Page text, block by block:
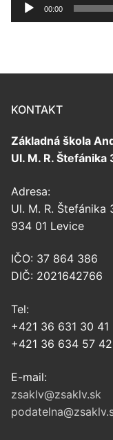
00:00
KONTAKT
Základná škola
Ul. M. R. Štefánika
Adresa:
Ul. M. R. Štefánika
934 01 Levice
IČO: 37 864 386
DIČ: 2021642766
Tel:
+421 36 631 30 41
+421 36 634 57 42
E-mail:
zsaklv@zsaklv.sk